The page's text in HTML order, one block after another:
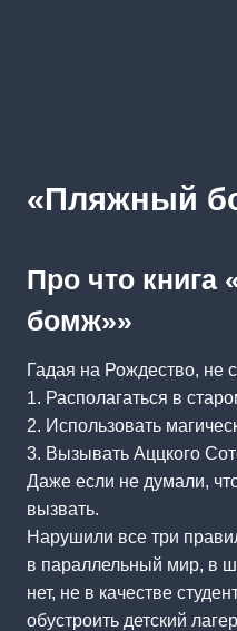
«Пляжный
Про что книга
бомж»»
Гадая на Рождество, не
1. Располагаться в
2. Использовать
3. Вызывать Аццкого
Даже если не думали,
вызвать.
Нарушили все три
в параллельный мир, в
нет, не в качестве
обустроить детский